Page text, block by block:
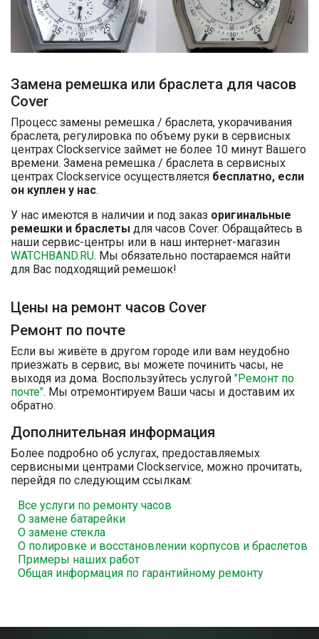
Замена ремешка или браслета для часов
Cover
Процесс замены ремешка / браслета, укорачивания
браслета, регулировка по объему руки в сервисных
центрах Clockservice займет не более 10 минут Вашего
времени. Замена ремешка / браслета в сервисных
центрах Clockservice осуществляется бесплатно, если
он куплен у нас.
У нас имеются в наличии и под заказ оригинальные
ремешки и браслеты для часов Cover. Обращайтесь в
наши сервис-центры или в наш интернет-магазин
WATCHBAND.RU. Мы обязательно постараемся найти
для Вас подходящий ремешок!
Цены на ремонт часов Cover
Ремонт по почте
Если вы живёте в другом городе или вам неудобно
приезжать в сервис, вы можете починить часы, не
выходя из дома. Воспользуйтесь услугой "Ремонт по
почте". Мы отремонтируем Ваши часы и доставим их
обратно.
Дополнительная информация
Более подробно об услугах, предоставляемых
сервисными центрами Clockservice, можно прочитать,
перейдя по следующим ссылкам:
Все услуги по ремонту часов
О замене батарейки
О замене стекла
О полировке и восстановлении корпусов и браслетов
Примеры наших работ
Общая информация по гарантийному ремонту